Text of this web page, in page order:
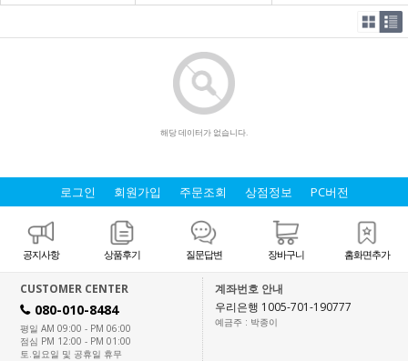
해당 데이터가 없습니다.
로그인 회원가입 주문조회 상점정보 PC버전
공지사항 상품후기 질문답변 장바구니 홈화면추가
CUSTOMER CENTER
H 080-010-8484
평일 AM 09:00 - PM 06:00
점심 PM 12:00 - PM 01:00
토.일요일 및 공휴일 휴무
계좌번호 안내
우리은행 1005-701-190777
예금주 : 박종이